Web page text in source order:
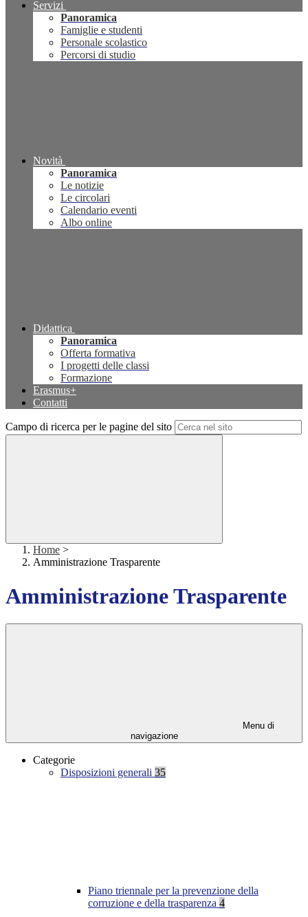
Servizi
Panoramica
Famiglie e studenti
Personale scolastico
Percorsi di studio
Novità
Panoramica
Le notizie
Le circolari
Calendario eventi
Albo online
Didattica
Panoramica
Offerta formativa
I progetti delle classi
Formazione
Erasmus+
Contatti
Campo di ricerca per le pagine del sito
Home >
Amministrazione Trasparente
Amministrazione Trasparente
Menu di
navigazione
Categorie
Disposizioni generali 35
Piano triennale per la prevenzione della
corruzione e della trasparenza 4